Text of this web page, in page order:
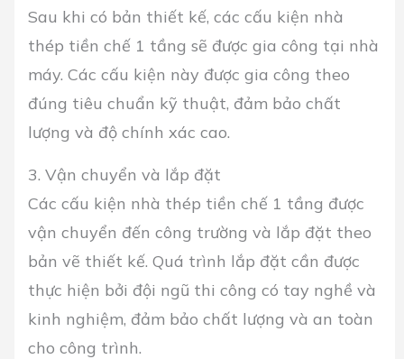
Sau khi có bản thiết kế, các cấu kiện nhà
thép tiền chế 1 tầng sẽ được gia công tại nhà
máy. Các cấu kiện này được gia công theo
đúng tiêu chuẩn kỹ thuật, đảm bảo chất
lượng và độ chính xác cao.
3. Vận chuyển và lắp đặt
Các cấu kiện nhà thép tiền chế 1 tầng được
vận chuyển đến công trường và lắp đặt theo
bản vẽ thiết kế. Quá trình lắp đặt cần được
thực hiện bởi đội ngũ thi công có tay nghề và
kinh nghiệm, đảm bảo chất lượng và an toàn
cho công trình.